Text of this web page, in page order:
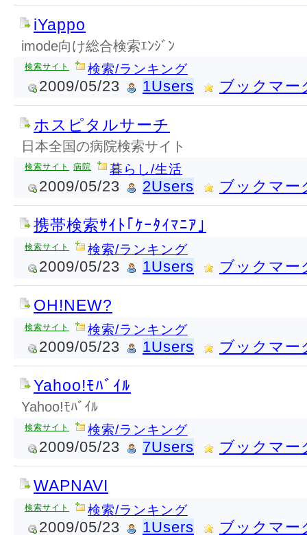
iYappo
imode向け総合検索ｴﾝｼﾞﾝ
検索サイト 検索/ランキング
2009/05/23 1Users ブックマー
ホスピタルサーチ
日本全国の病院検索サイト
検索サイト 病院 暮らし/生活
2009/05/23 2Users ブックマー
携帯検索ｻｲﾄ｢ｹｰﾀｲﾏﾆｱ｣
検索サイト 検索/ランキング
2009/05/23 1Users ブックマー
OH!NEW?
検索サイト 検索/ランキング
2009/05/23 1Users ブックマー
Yahoo!ﾓﾊﾞｲﾙ
Yahoo!ﾓﾊﾞｲﾙ
検索サイト 検索/ランキング
2009/05/23 7Users ブックマー
WAPNAVI
検索サイト 検索/ランキング
2009/05/23 1Users ブックマー